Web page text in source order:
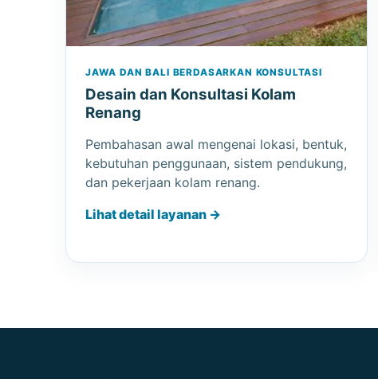
JAWA DAN BALI BERDASARKAN KONSULTASI
Desain dan Konsultasi Kolam
Renang
Pembahasan awal mengenai lokasi, bentuk,
kebutuhan penggunaan, sistem pendukung,
dan pekerjaan kolam renang.
Lihat detail layanan →